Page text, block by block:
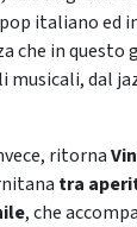
italiano ed
che in questo
dal
ritorna
tra
, che